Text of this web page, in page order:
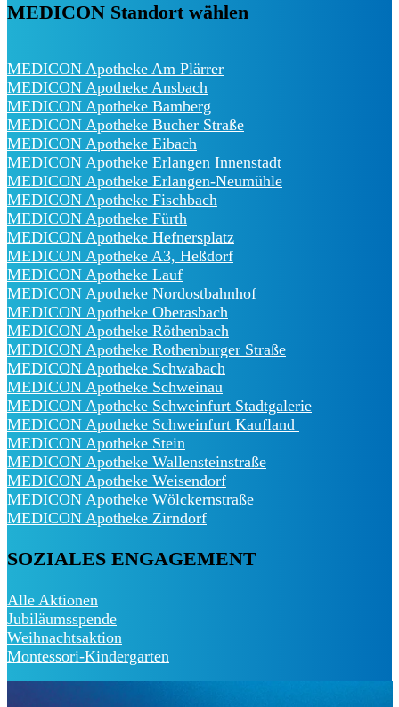
MEDICON Standort wählen
MEDICON Apotheke Am Plärrer
MEDICON Apotheke Ansbach
MEDICON Apotheke Bamberg
MEDICON Apotheke Bucher Straße
MEDICON Apotheke Eibach
MEDICON Apotheke Erlangen Innenstadt
MEDICON Apotheke Erlangen-Neumühle
MEDICON Apotheke Fischbach
MEDICON Apotheke Fürth
MEDICON Apotheke Hefnersplatz
MEDICON Apotheke A3, Heßdorf
MEDICON Apotheke Lauf
MEDICON Apotheke Nordostbahnhof
MEDICON Apotheke Oberasbach
MEDICON Apotheke Röthenbach
MEDICON Apotheke Rothenburger Straße
MEDICON Apotheke Schwabach
MEDICON Apotheke Schweinau
MEDICON Apotheke Schweinfurt Stadtgalerie
MEDICON Apotheke Schweinfurt Kaufland
MEDICON Apotheke Stein
MEDICON Apotheke Wallensteinstraße
MEDICON Apotheke Weisendorf
MEDICON Apotheke Wölckernstraße
MEDICON Apotheke Zirndorf
SOZIALES ENGAGEMENT
Alle Aktionen
Jubiläumsspende
Weihnachtsaktion
Montessori-Kindergarten